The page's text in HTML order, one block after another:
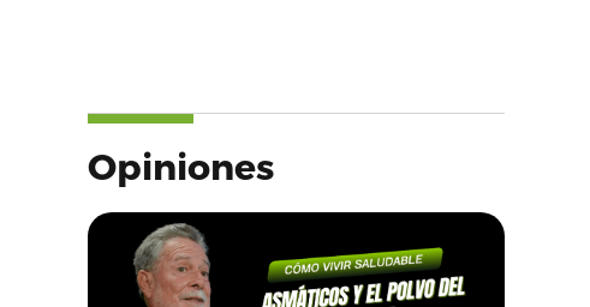
Opiniones